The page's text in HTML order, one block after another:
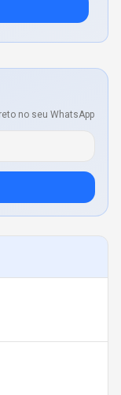
no seu WhatsApp